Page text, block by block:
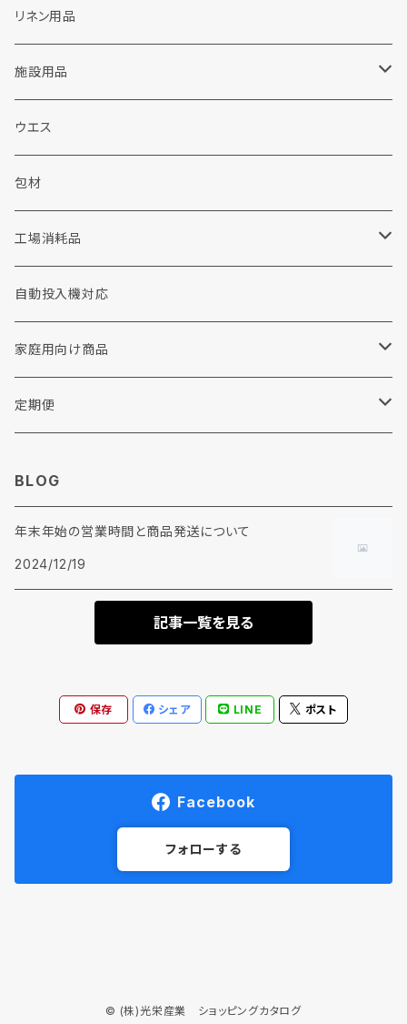
ランドリー洗剤関連
粉末洗剤
液体洗剤
各種助剤
糊剤
柔軟剤
加工剤
前処理剤
ドライクリーニング関連
カートリッジフィルター
ソープ
販促品
包装資材
工場用品
コインランドリー
衣料リフォーム・修理
その他
リネン用品
施設用品
施設用洗剤・シャンプー
シャボン玉せっけん
消耗品
手袋
ウエス
包材
工場消耗品
手洗い洗剤
自動投入機対応
家庭用向け商品
リンナイ
定期便
BLOG
年末年始の営業時間と商品発送について
2024/12/19
記事一覧を見る
保存 シェア LINE ポスト
Facebook
フォローする
© (株)光栄産業 ショッピングカタログ